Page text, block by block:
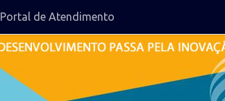
Portal de Atendimento